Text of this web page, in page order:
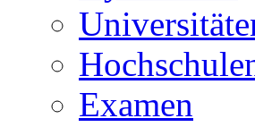
Examen